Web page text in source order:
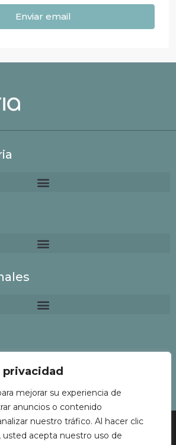
privacidad
mejorar su experiencia de
anuncios o contenido
nuestro tráfico. Al hacer clic
usted acepta nuestro uso de
Enviar email
los derechos reservados